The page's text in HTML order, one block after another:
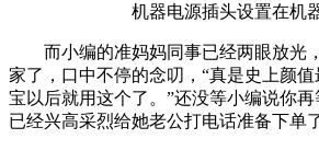
机器电源插头设置在机
而小编的准妈妈同事已经两眼放光
家了，口中不停的念叨，“真是史上颜
宝以后就用这个了。”还没等小编说你
已经兴高采烈给她老公打电话准备下单了